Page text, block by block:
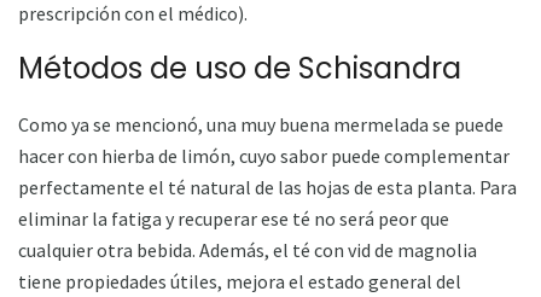
prescripción con el médico).
Métodos de uso de Schisandra
Como ya se mencionó, una muy buena mermelada se puede
hacer con hierba de limón, cuyo sabor puede complementar
perfectamente el té natural de las hojas de esta planta. Para
eliminar la fatiga y recuperar ese té no será peor que
cualquier otra bebida. Además, el té con vid de magnolia
tiene propiedades útiles, mejora el estado general del